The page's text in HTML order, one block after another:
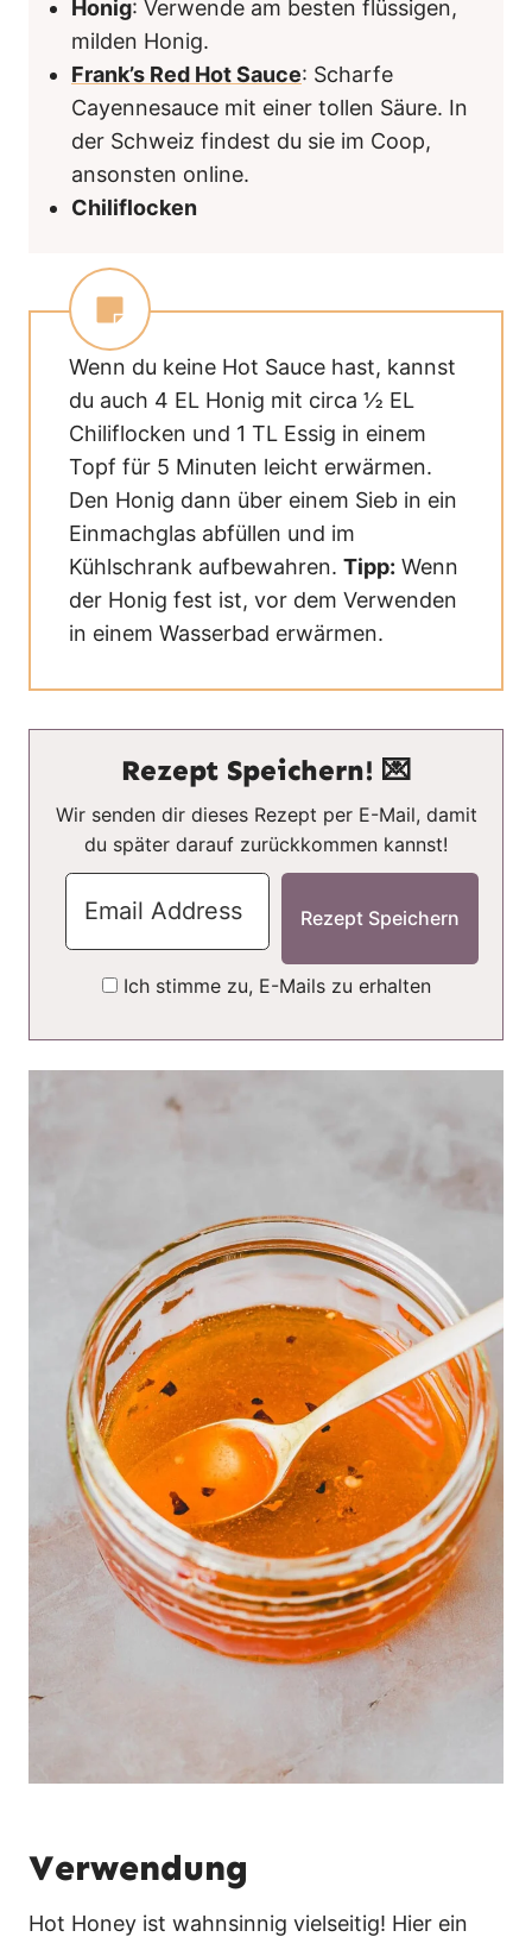
Honig: Verwende am besten flüssigen,
milden Honig.
Frank’s Red Hot Sauce: Scharfe
Cayennesauce mit einer tollen Säure. In
der Schweiz findest du sie im Coop,
ansonsten online.
Chiliflocken
Wenn du keine Hot Sauce hast, kannst
du auch 4 EL Honig mit circa ½ EL
Chiliflocken und 1 TL Essig in einem
Topf für 5 Minuten leicht erwärmen.
Den Honig dann über einem Sieb in ein
Einmachglas abfüllen und im
Kühlschrank aufbewahren. Tipp: Wenn
der Honig fest ist, vor dem Verwenden
in einem Wasserbad erwärmen.
Rezept Speichern! 💌
Wir senden dir dieses Rezept per E-Mail, damit
du später darauf zurückkommen kannst!
Ich stimme zu, E-Mails zu erhalten
Verwendung
Hot Honey ist wahnsinnig vielseitig! Hier ein